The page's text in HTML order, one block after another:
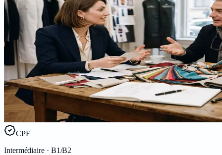
CPF
Intermédiaire· B1/B2